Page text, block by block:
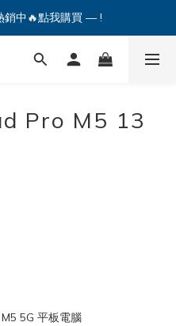
銷中🔥點我購買 — !
友領優惠券！🎫
Pro M5 13
5G 平板電腦